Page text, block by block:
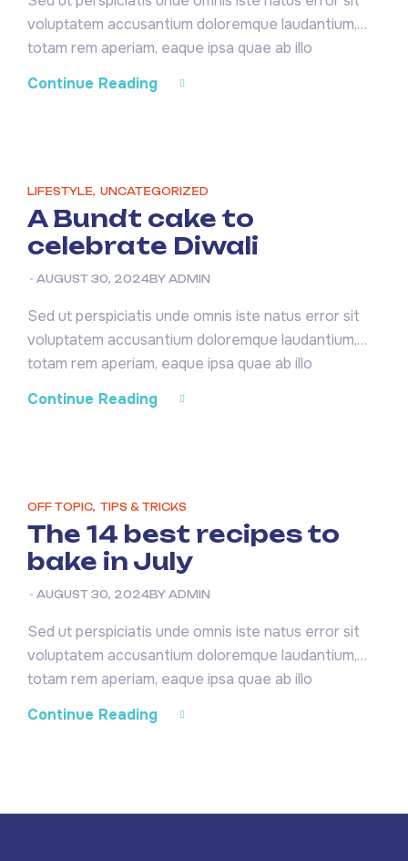
voluptatem accusantium doloremque laudantium,
totam rem aperiam, eaque ipsa quae ab illo
inventore veritatis et quasi architecto beatae vitae
dicta sunt explicabo. Nemo enim ipsam voluptatem
Continue Reading
LIFESTYLE, UNCATEGORIZED
A Bundt cake to
celebrate Diwali
AUGUST 30, 2024BY ADMIN
Sed ut perspiciatis unde omnis iste natus error sit
voluptatem accusantium doloremque laudantium,
totam rem aperiam, eaque ipsa quae ab illo
inventore veritatis et quasi architecto beatae vitae
dicta sunt explicabo. Nemo enim ipsam voluptatem
Continue Reading
OFF TOPIC, TIPS & TRICKS
The 14 best recipes to
bake in July
AUGUST 30, 2024BY ADMIN
Sed ut perspiciatis unde omnis iste natus error sit
voluptatem accusantium doloremque laudantium,
totam rem aperiam, eaque ipsa quae ab illo
inventore veritatis et quasi architecto beatae vitae
dicta sunt explicabo. Nemo enim ipsam voluptatem
Continue Reading